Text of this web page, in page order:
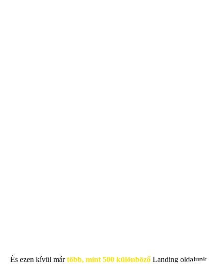
És ezen kívül mártöbb, mint 500 különböző Landing oldalunk